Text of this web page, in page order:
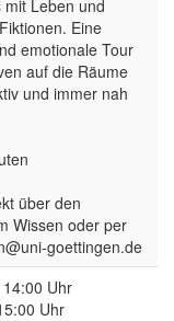
mit Leben und
Eine
emotionale Tour
auf die Räume
und immer nah
über den
Wissen oder per
goettingen.de
Uhr
Uhr